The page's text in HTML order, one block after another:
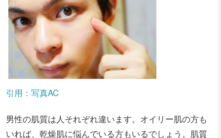
引用：写真AC
男性の肌質は人それぞれ違います。オイリー肌の方も
いれば、乾燥肌に悩んでいる方もいるでしょう。肌質